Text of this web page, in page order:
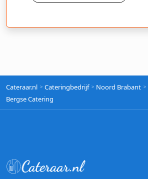
Cateraar.nl Cateringbedrijf Noord Brabant
Bergse Catering